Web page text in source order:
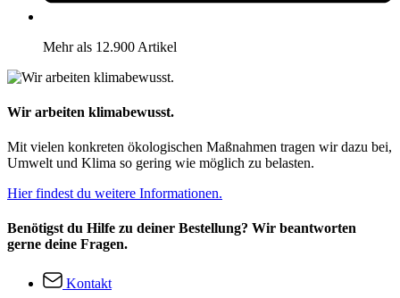
Mehr als 12.900 Artikel
Wir arbeiten klimabewusst.
Mit vielen konkreten ökologischen Maßnahmen tragen wir dazu bei,
Umwelt und Klima so gering wie möglich zu belasten.
Hier findest du weitere Informationen.
Benötigst du Hilfe zu deiner Bestellung? Wir beantworten
gerne deine Fragen.
Kontakt